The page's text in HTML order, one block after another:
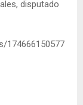
disputado
174666150577